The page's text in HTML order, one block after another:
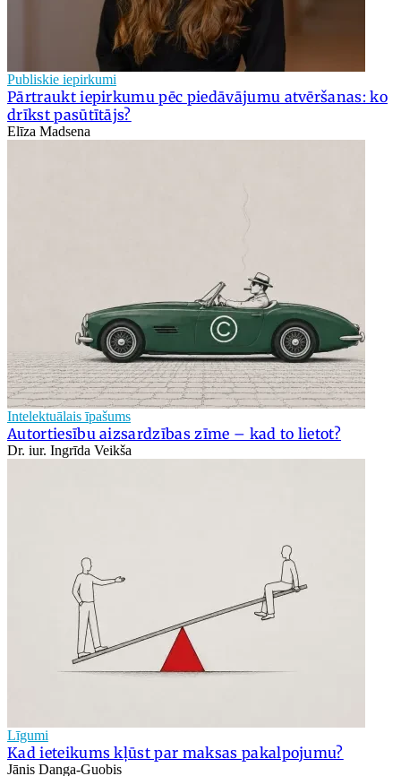
Publiskie iepirkumi
Pārtraukt iepirkumu pēc piedāvājumu atvēršanas: ko
drīkst pasūtītājs?
Elīza Madsena
Intelektuālais īpašums
Autortiesību aizsardzības zīme – kad to lietot?
Dr. iur. Ingrīda Veikša
Līgumi
Kad ieteikums kļūst par maksas pakalpojumu?
Jānis Danga-Guobis